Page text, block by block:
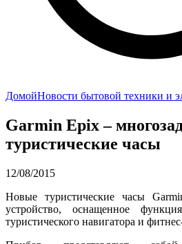
ДомойНовости бытовой техники и
Garmin Epix –
туристические часы
12/08/2015
Новые туристические часы
устройство, оснащенное
туристического навигатора и